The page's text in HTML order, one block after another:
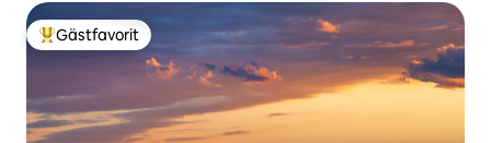
Populär gästfavorit
Gästfavorit